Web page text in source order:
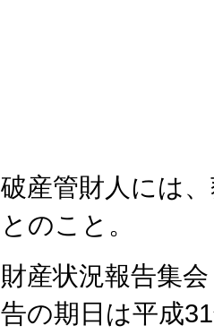
破産管財人には
とのこと。
財産状況報告集
告の期日は平成